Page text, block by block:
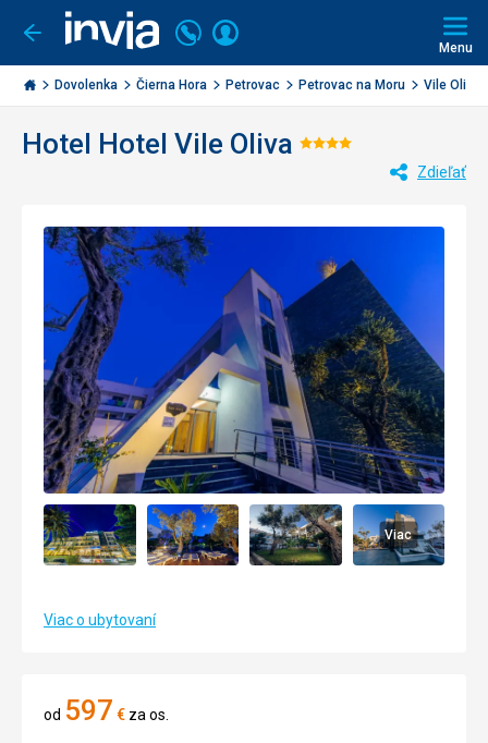
Ísť
späť
Invia.sk
Volajte
+421
2
3221
Prihlásiť
Menu
Dovolenka Čierna Hora Petrovac Petrovac na Moru Vile Oliva
Hotel Hotel Vile Oliva Hodnotenie:
Zdieľať
Viac
Viac o ubytovaní
od 597 € za os.